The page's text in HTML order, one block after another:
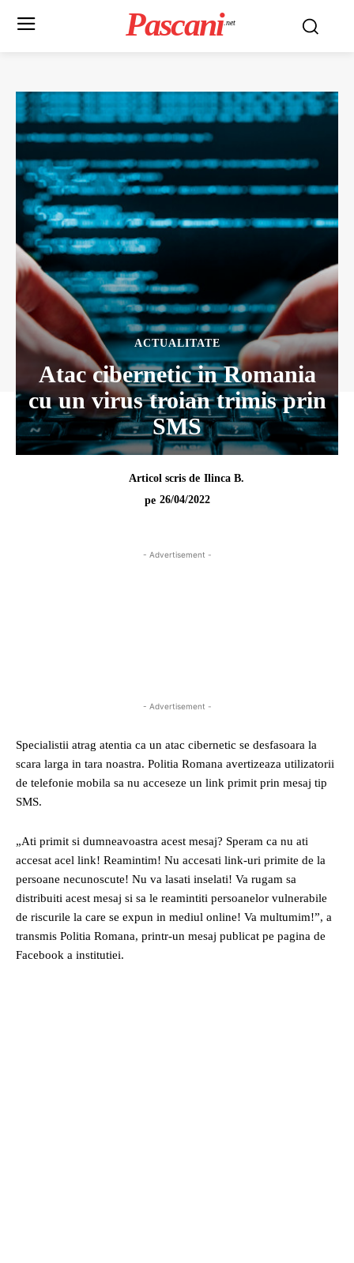
Pascani .net
ACTUALITATE
Atac cibernetic in Romania
cu un virus troian trimis prin
SMS
Articol scris de Ilinca B.
pe 26/04/2022
- Advertisement -
- Advertisement -
Specialistii atrag atentia ca un atac cibernetic se desfasoara la
scara larga in tara noastra. Politia Romana avertizeaza utilizatorii
de telefonie mobila sa nu acceseze un link primit prin mesaj tip
SMS.
„Ati primit si dumneavoastra acest mesaj? Speram ca nu ati
accesat acel link! Reamintim! Nu accesati link-uri primite de la
persoane necunoscute! Nu va lasati inselati! Va rugam sa
distribuiti acest mesaj si sa le reamintiti persoanelor vulnerabile
de riscurile la care se expun in mediul online! Va multumim!”, a
transmis Politia Romana, printr-un mesaj publicat pe pagina de
Facebook a institutiei.